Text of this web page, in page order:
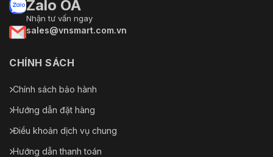
Zalo OA
Nhận tư vấn ngay
sales@vnsmart.com.vn
CHÍNH SÁCH
Chính sách bảo hành
Hướng dẫn đặt hàng
Điều khoản dịch vụ chung
Hướng dẫn thanh toán